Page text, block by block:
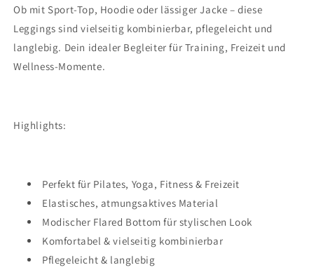
Ob mit Sport-Top, Hoodie oder lässiger Jacke – diese
Leggings sind vielseitig kombinierbar, pflegeleicht und
langlebig. Dein idealer Begleiter für Training, Freizeit und
Wellness-Momente.
Highlights:
Perfekt für Pilates, Yoga, Fitness & Freizeit
Elastisches, atmungsaktives Material
Modischer Flared Bottom für stylischen Look
Komfortabel & vielseitig kombinierbar
Pflegeleicht & langlebig